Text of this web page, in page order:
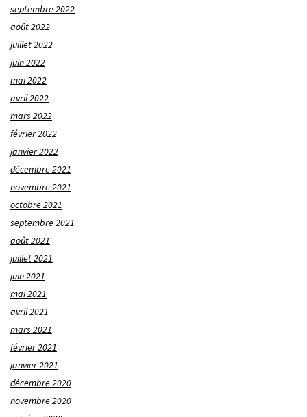
septembre 2022
août 2022
juillet 2022
juin 2022
mai 2022
avril 2022
mars 2022
février 2022
janvier 2022
décembre 2021
novembre 2021
octobre 2021
septembre 2021
août 2021
juillet 2021
juin 2021
mai 2021
avril 2021
mars 2021
février 2021
janvier 2021
décembre 2020
novembre 2020